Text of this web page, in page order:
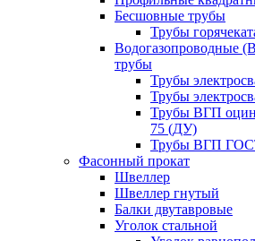
Бесшовные трубы
Трубы
Водогазопроводные
трубы
Трубы
Трубы
Трубы ВГП
75 (ДУ)
Трубы ВГП
Фасонный прокат
Швеллер
Швеллер гнутый
Балки двутавровые
Уголок стальной